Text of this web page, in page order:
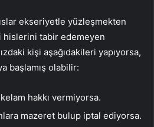
ekseriyetle yüzleşmekten
hislerini tabir edemeyen
kişi aşağıdakileri yapıyorsa,
başlamış olabilir:
hakkı vermiyorsa.
mazeret bulup iptal ediyorsa.